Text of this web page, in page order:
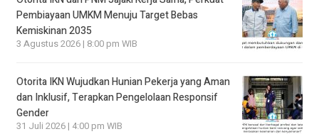
Pembiayaan UMKM Menuju Target Bebas
Kemiskinan 2035
3 Agustus 2026 | 8:00 pm WIB
Otorita IKN Wujudkan Hunian Pekerja yang Aman
dan Inklusif, Terapkan Pengelolaan Responsif
Gender
31 Juli 2026 | 4:00 pm WIB